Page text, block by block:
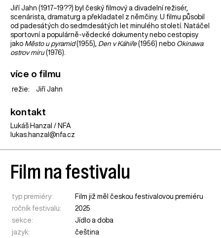
Jiří Jahn (1917–19??) byl český filmový a divadelní režisér,
scenárista, dramaturg a překladatel z němčiny. U filmu působil
od padesátých do sedmdesátých let minulého století. Natáčel
sportovní a populárně-vědecké dokumenty nebo cestopisy
jako Město u pyramid(1955), Den v Káhiře(1956) nebo Okinawa
ostrov míru(1976).
více o filmu
režie: Jiří Jahn
kontakt
Lukáš Hanzal / NFA
lukas.hanzal@nfa.cz
Film na festivalu
typ premiéry:
Film již měl českou festivalovou premiéru
ročník festivalu:
2025
sekce:
Jídlo a doba
jazyk:
čeština